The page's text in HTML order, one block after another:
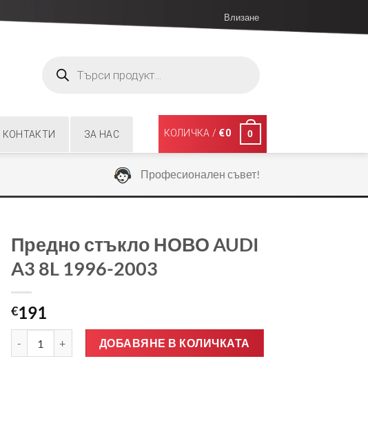
Влизане
search
КОНТАКТИ ЗА НАС КОЛИЧКА / €0 0
Професионален съвет!
Предно стъкло НОВО AUDI
A3 8L 1996-2003
€191
количество за Предно стъкло НОВО AUDI A3 8L 1996-2003
ДОБАВЯНЕ В КОЛИЧКАТА